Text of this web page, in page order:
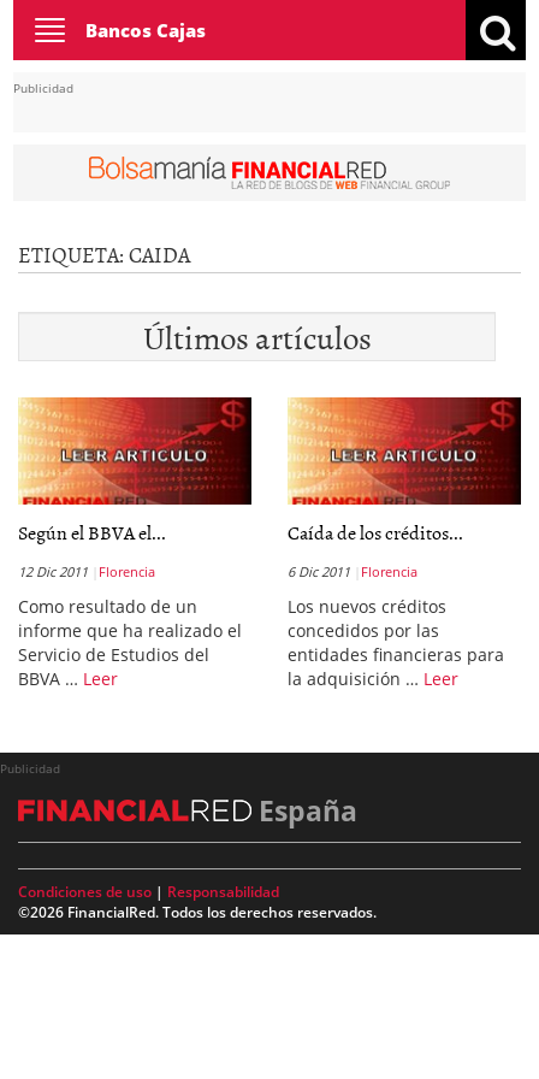
Toggle
navigation
Bancos Cajas
Publicidad
ETIQUETA:CAIDA
Últimos artículos
Según el BBVA el...
12 Dic 2011 Florencia
Como resultado de un
informe que ha realizado el
Servicio de Estudios del
BBVA … Leer
Caída de los créditos...
6 Dic 2011 Florencia
Los nuevos créditos
concedidos por las
entidades financieras para
la adquisición … Leer
Publicidad
España
Condiciones de uso | Responsabilidad
©2026 FinancialRed. Todos los derechos reservados.